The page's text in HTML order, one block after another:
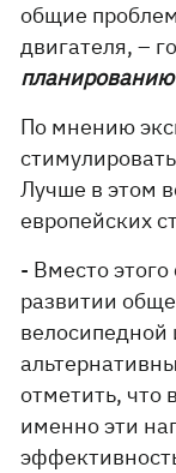
общие
двигателя, –
По мнению
Лучше в этом
европейских
- Вместо этого
развитии
велосипедной
отметить, что
именно эти